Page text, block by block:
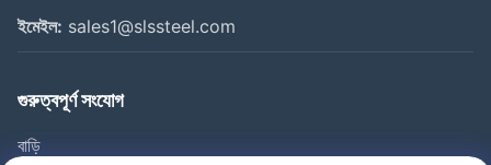
ইমেইল: sales1@slssteel.com
গুরুত্বপূর্ণ সংযোগ
বাড়ি